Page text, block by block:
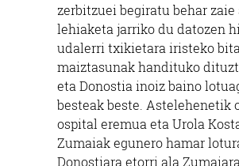
zerbitzuei begiratu behar
lehiaketa jarriko du datozen
udalerri txikietara iristeko
maiztasunak handituko
eta Donostia inoiz baino
besteak beste. Astelehenetik
ospital eremua eta Urola
Zumaiak egunero hamar
Donostiara etorri ala